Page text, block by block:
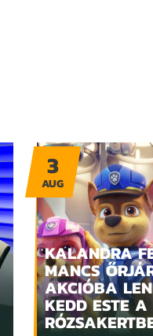
KALANDRA
MANCS
AKCIÓBA
KEDD ESTE A
3
AUG